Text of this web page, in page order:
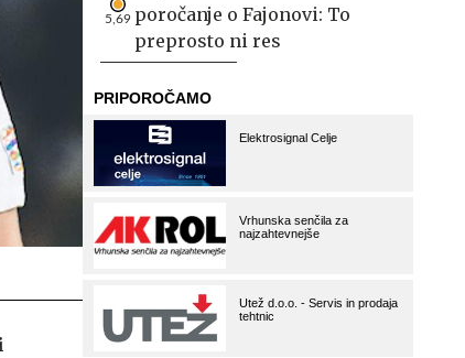
5,69 poročanje o Fajonovi: To
preprosto ni res